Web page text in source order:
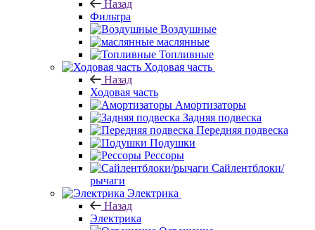
Назад
Фильтра
Воздушные
маслянные
Топливные
Ходовая часть
Назад
Ходовая часть
Амортизаторы
Задняя подвеска
Передняя подвеска
Подушки
Рессоры
Сайлентблоки/
рычаги
Электрика
Назад
Электрика